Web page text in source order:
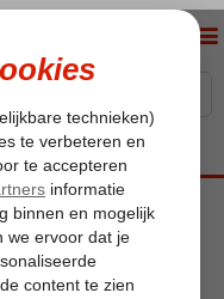
Ephesia Resort